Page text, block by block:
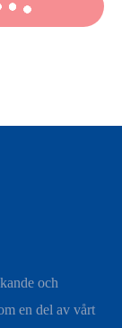
och
en del av vårt